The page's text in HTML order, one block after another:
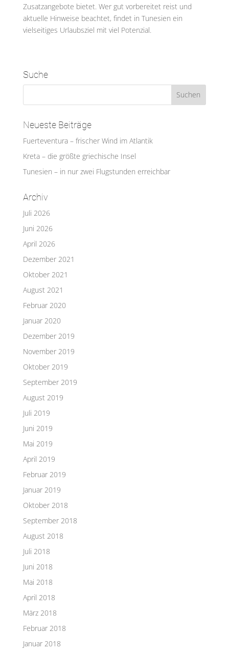
Zusatzangebote bietet. Wer gut vorbereitet reist und
aktuelle Hinweise beachtet, findet in Tunesien ein
vielseitiges Urlaubsziel mit viel Potenzial.
Suche
Neueste Beiträge
Fuerteventura – frischer Wind im Atlantik
Kreta – die größte griechische Insel
Tunesien – in nur zwei Flugstunden erreichbar
Archiv
Juli 2026
Juni 2026
April 2026
Dezember 2021
Oktober 2021
August 2021
Februar 2020
Januar 2020
Dezember 2019
November 2019
Oktober 2019
September 2019
August 2019
Juli 2019
Juni 2019
Mai 2019
April 2019
Februar 2019
Januar 2019
Oktober 2018
September 2018
August 2018
Juli 2018
Juni 2018
Mai 2018
April 2018
März 2018
Februar 2018
Januar 2018